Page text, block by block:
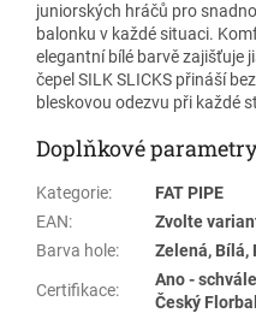
juniorských hráčů pro
balonku v každé situaci.
elegantní bílé barvě zajišťuje
čepel SILK SLICKS přináší
bleskovou odezvu při každé
Doplňkové parametry
Kategorie:
FAT PIPE
EAN:
Zvolte
Barva hole: Zelená, Bílá,
Certifikace:
Ano -
Český Florbal